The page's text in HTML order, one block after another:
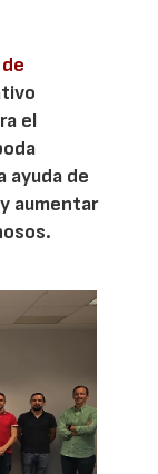
el
ayuda de
aumentar